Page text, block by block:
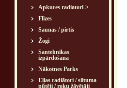
Apkures radiatori->
Flīzes
Saunas / pirtis
Žogi
Santehnikas
izpārdošana
Nākotnes Parks
Eļļas radiātori / siltuma
pūtēji / roku žāvētāji